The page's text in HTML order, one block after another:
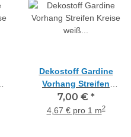
Dekostoff Gardine
Vorhang Streifen
Kreise weiß braun rot
teiltransp., Meterware
7,00 € *
4,67 € pro 1 m2